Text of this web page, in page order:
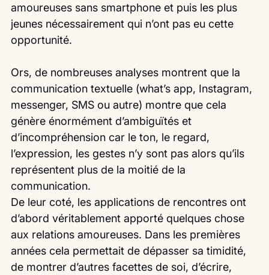
amoureuses sans smartphone et puis les plus
jeunes nécessairement qui n’ont pas eu cette
opportunité.
Ors, de nombreuses analyses montrent que la
communication textuelle (what’s app, Instagram,
messenger, SMS ou autre) montre que cela
génère énormément d’ambiguïtés et
d’incompréhension car le ton, le regard,
l’expression, les gestes n’y sont pas alors qu’ils
représentent plus de la moitié de la
communication.
De leur coté, les applications de rencontres ont
d’abord véritablement apporté quelques chose
aux relations amoureuses. Dans les premières
années cela permettait de dépasser sa timidité,
de montrer d’autres facettes de soi, d’écrire,